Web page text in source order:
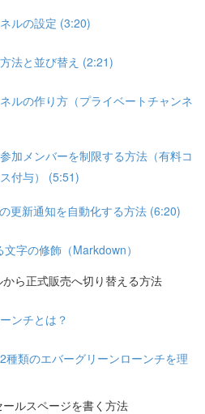
ルの設定 (3:20)
法と並び替え (2:21)
ルの作り方（プライベートチャンネ
加メンバーを制限する方法（有料コ
付与） (5:51)
更新通知を自動化する方法 (6:20)
字の修飾（Markdown）
ら正式販売へ切り替える方法
ンチとは？
種類のエバーグリーンローンチを理
ルスページを書く方法